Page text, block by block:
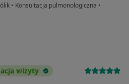
• Konsultacja pulmonologiczna •
wizyty